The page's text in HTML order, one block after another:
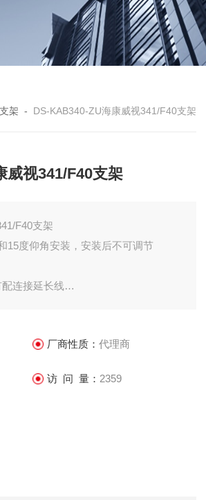
支架 - DS-KAB340-ZU海康威视341/F40支架
威视341/F40支架
F40支架
15度仰角安装，安装后不可调节
连接延长线
厂商性质： 代理商
访 问 量： 2359